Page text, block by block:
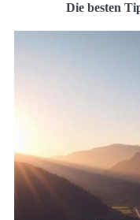
Die besten